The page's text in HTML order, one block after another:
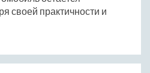
своей практичности и